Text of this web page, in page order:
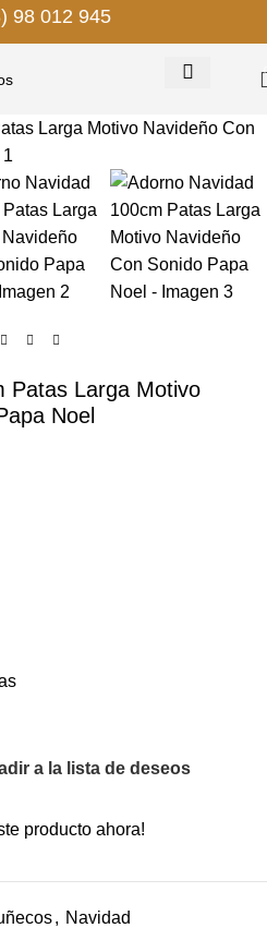
98 012 945
Patas Larga Motivo
Noel
a la lista de deseos
producto ahora!
, Navidad